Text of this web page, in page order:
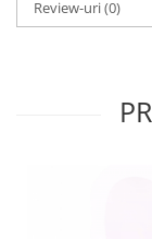
Review-uri(0)